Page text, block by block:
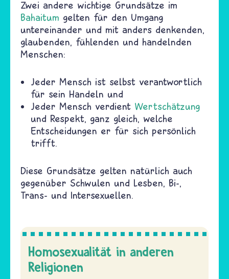
Zwei andere wichtige Grundsätze im
Bahaitum gelten für den Umgang
untereinander und mit anders denkenden,
glaubenden, fühlenden und handelnden
Menschen:
Jeder Mensch ist selbst verantwortlich
für sein Handeln und
Jeder Mensch verdient Wertschätzung
und Respekt, ganz gleich, welche
Entscheidungen er für sich persönlich
trifft.
Diese Grundsätze gelten natürlich auch
gegenüber Schwulen und Lesben, Bi-,
Trans- und Intersexuellen.
Homosexualität in anderen
Religionen